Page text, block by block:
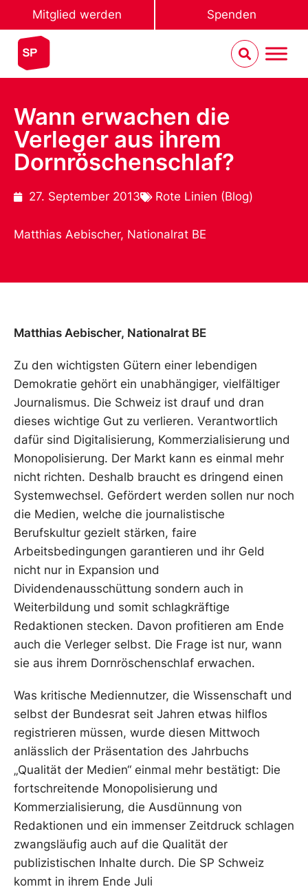
Mitglied werden Spenden
Wann erwachen die
Verleger aus ihrem
Dornröschenschlaf?
27. September 2013 Rote Linien (Blog)
Matthias Aebischer, Nationalrat BE
Matthias Aebischer, Nationalrat BE
Zu den wichtigsten Gütern einer lebendigen
Demokratie gehört ein unabhängiger, vielfältiger
Journalismus. Die Schweiz ist drauf und dran
dieses wichtige Gut zu verlieren. Verantwortlich
dafür sind Digitalisierung, Kommerzialisierung und
Monopolisierung. Der Markt kann es einmal mehr
nicht richten. Deshalb braucht es dringend einen
Systemwechsel. Gefördert werden sollen nur noch
die Medien, welche die journalistische
Berufskultur gezielt stärken, faire
Arbeitsbedingungen garantieren und ihr Geld
nicht nur in Expansion und
Dividendenausschüttung sondern auch in
Weiterbildung und somit schlagkräftige
Redaktionen stecken. Davon profitieren am Ende
auch die Verleger selbst. Die Frage ist nur, wann
sie aus ihrem Dornröschenschlaf erwachen.
Was kritische Mediennutzer, die Wissenschaft und
selbst der Bundesrat seit Jahren etwas hilflos
registrieren müssen, wurde diesen Mittwoch
anlässlich der Präsentation des Jahrbuchs
„Qualität der Medien“ einmal mehr bestätigt: Die
fortschreitende Monopolisierung und
Kommerzialisierung, die Ausdünnung von
Redaktionen und ein immenser Zeitdruck schlagen
zwangsläufig auch auf die Qualität der
publizistischen Inhalte durch. Die SP Schweiz
kommt in ihrem Ende Juli